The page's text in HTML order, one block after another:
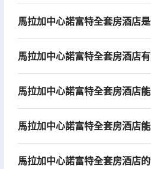
馬拉加中心諾富特全套房酒店
馬拉加中心諾富特全套房酒店
馬拉加中心諾富特全套房酒店
馬拉加中心諾富特全套房酒店
馬拉加中心諾富特全套房酒店